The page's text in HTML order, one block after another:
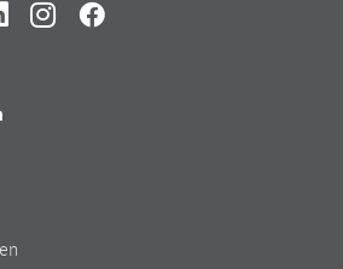
InstagramFacebook
Informationen anonym.
helfen uns zu verstehen, wie